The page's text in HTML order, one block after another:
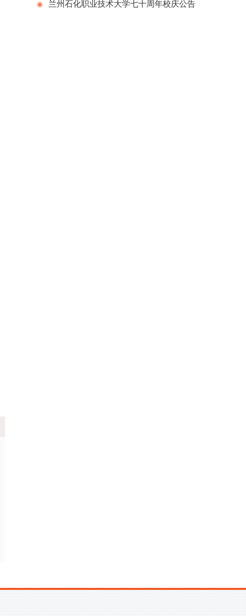
建校40周年校庆系列活动
兰州石化职业技术大学七十周年校庆公告